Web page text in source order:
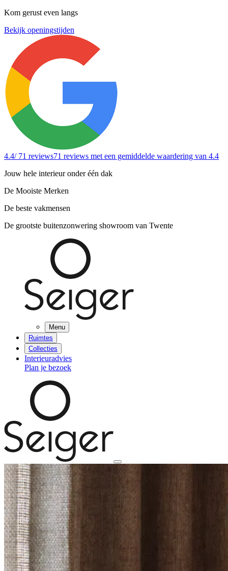
Kom gerust even langs
Bekijk openingstijden
4.4/ 71 reviews71 reviews met een gemiddelde waardering van 4.4
Jouw hele interieur onder één dak
De Mooiste Merken
De beste vakmensen
De grootste buitenzonwering showroom van Twente
Menu
Ruimtes
Collecties
Interieuradvies
Plan je bezoek